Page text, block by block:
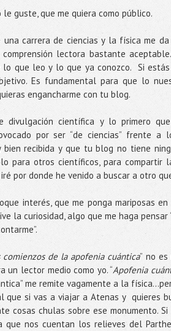
guste, que me quiera como público.
una carrera de ciencias y la física me
lectora bastante
que leo y lo que ya conozco. Si
Es fundamental para que lo
engancharme con tu blog.
científica y lo primero
por ser “de ciencias” frente a
recibida y que tu blog no tiene
para otros científicos, para compartir
por donde he venido a buscar a otro
interés, que me ponga mariposas
la curiosidad, algo que me haga pensar
comienzos de la apofenia cuántica” no
un lector medio como yo. “Apofenia
me remite vagamente a la
que si vas a viajar a Atenas y quieres
cosas chulas sobre ese monumento.
que nos cuentan los relieves del